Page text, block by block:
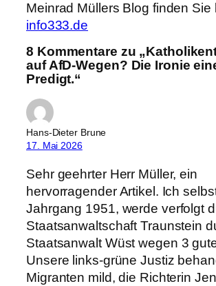
Meinrad Müllers Blog finden Sie
info333.de
8 Kommentare zu
auf AfD-Wegen? Die Ironie
Predigt.“
Hans-Dieter Brune
17. Mai 2026
Sehr geehrter Herr Müller, ein
hervorragender Artikel. Ich
Jahrgang 1951, werde verfolgt
Staatsanwaltschaft Traunstein
Staatsanwalt Wüst wegen 3
Unsere links-grüne Justiz
Migranten mild, die Richterin